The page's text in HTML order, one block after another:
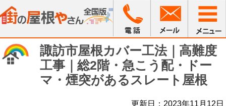
諏訪市屋根カバー工法｜高難度
工事｜総2階・急こう配・ドー
マ・煙突があるスレート屋根
更新日：2023年11月12日